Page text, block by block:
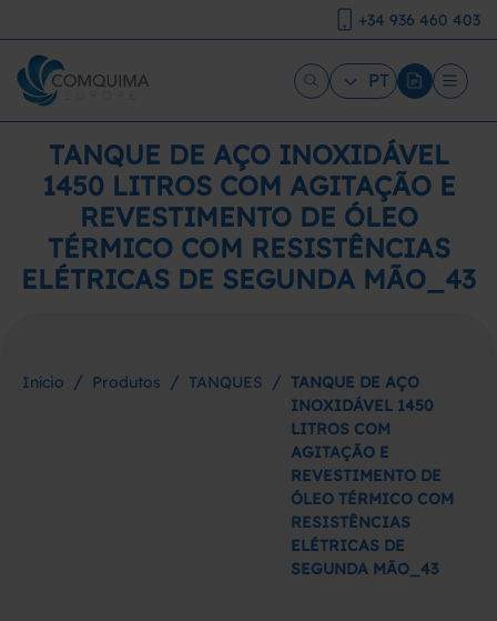
+34 936 460 403
PT
TANQUE DE AÇO INOXIDÁVEL
1450 LITROS COM AGITAÇÃO E
REVESTIMENTO DE ÓLEO
TÉRMICO COM RESISTÊNCIAS
ELÉTRICAS DE SEGUNDA MÃO_43
Início / Produtos / TANQUES / TANQUE DE AÇO
INOXIDÁVEL 1450
LITROS COM
AGITAÇÃO E
REVESTIMENTO DE
ÓLEO TÉRMICO COM
RESISTÊNCIAS
ELÉTRICAS DE
SEGUNDA MÃO_43